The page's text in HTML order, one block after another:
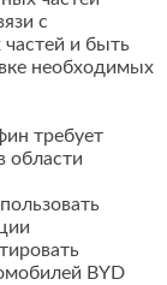
с
и быть
необходимых
требует
области
BYD